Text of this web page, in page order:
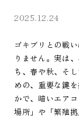
2025.12.24
ゴキブリとの戦
りません。実は
ち、春や秋、そ
めの、重要な鍵
かで、暗いエア
場所」や「繁殖